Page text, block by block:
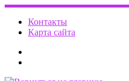
Перейти
содержимому
Контакты
Карта сайта